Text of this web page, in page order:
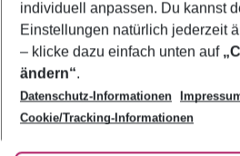
Über uns
AGB
Bestpreisgarantie
Cookie-Einstellungen ändern
Cookie-Richtlinie
Agenturbetreuung
Barrierefreies Reisen
Folge uns
individuell anpassen. Du kannst
Einstellungen natürlich jederzeit
– klicke dazu einfach unten auf
ändern“.
Datenschutz-Informationen
Cookie/Tracking-Informationen